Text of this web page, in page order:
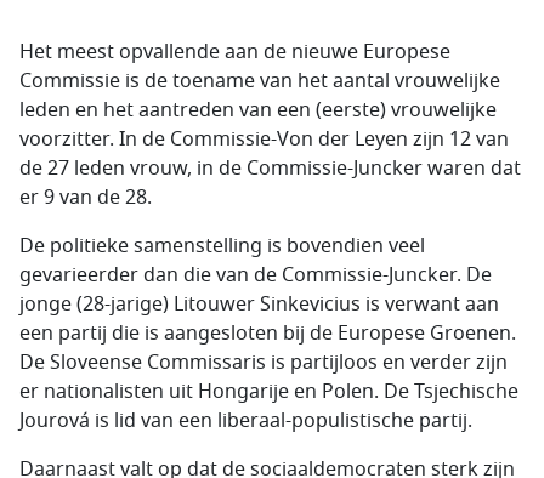
Het meest opvallende aan de nieuwe Europese
Commissie is de toename van het aantal vrouwelijke
leden en het aantreden van een (eerste) vrouwelijke
voorzitter. In de Commissie-Von der Leyen zijn 12 van
de 27 leden vrouw, in de Commissie-Juncker waren dat
er 9 van de 28.
De politieke samenstelling is bovendien veel
gevarieerder dan die van de Commissie-Juncker. De
jonge (28-jarige) Litouwer Sinkevicius is verwant aan
een partij die is aangesloten bij de Europese Groenen.
De Sloveense Commissaris is partijloos en verder zijn
er nationalisten uit Hongarije en Polen. De Tsjechische
Jourová is lid van een liberaal-populistische partij.
Daarnaast valt op dat de sociaaldemocraten sterk zijn